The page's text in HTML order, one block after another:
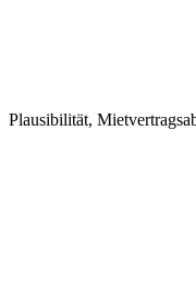
Plausibilität,